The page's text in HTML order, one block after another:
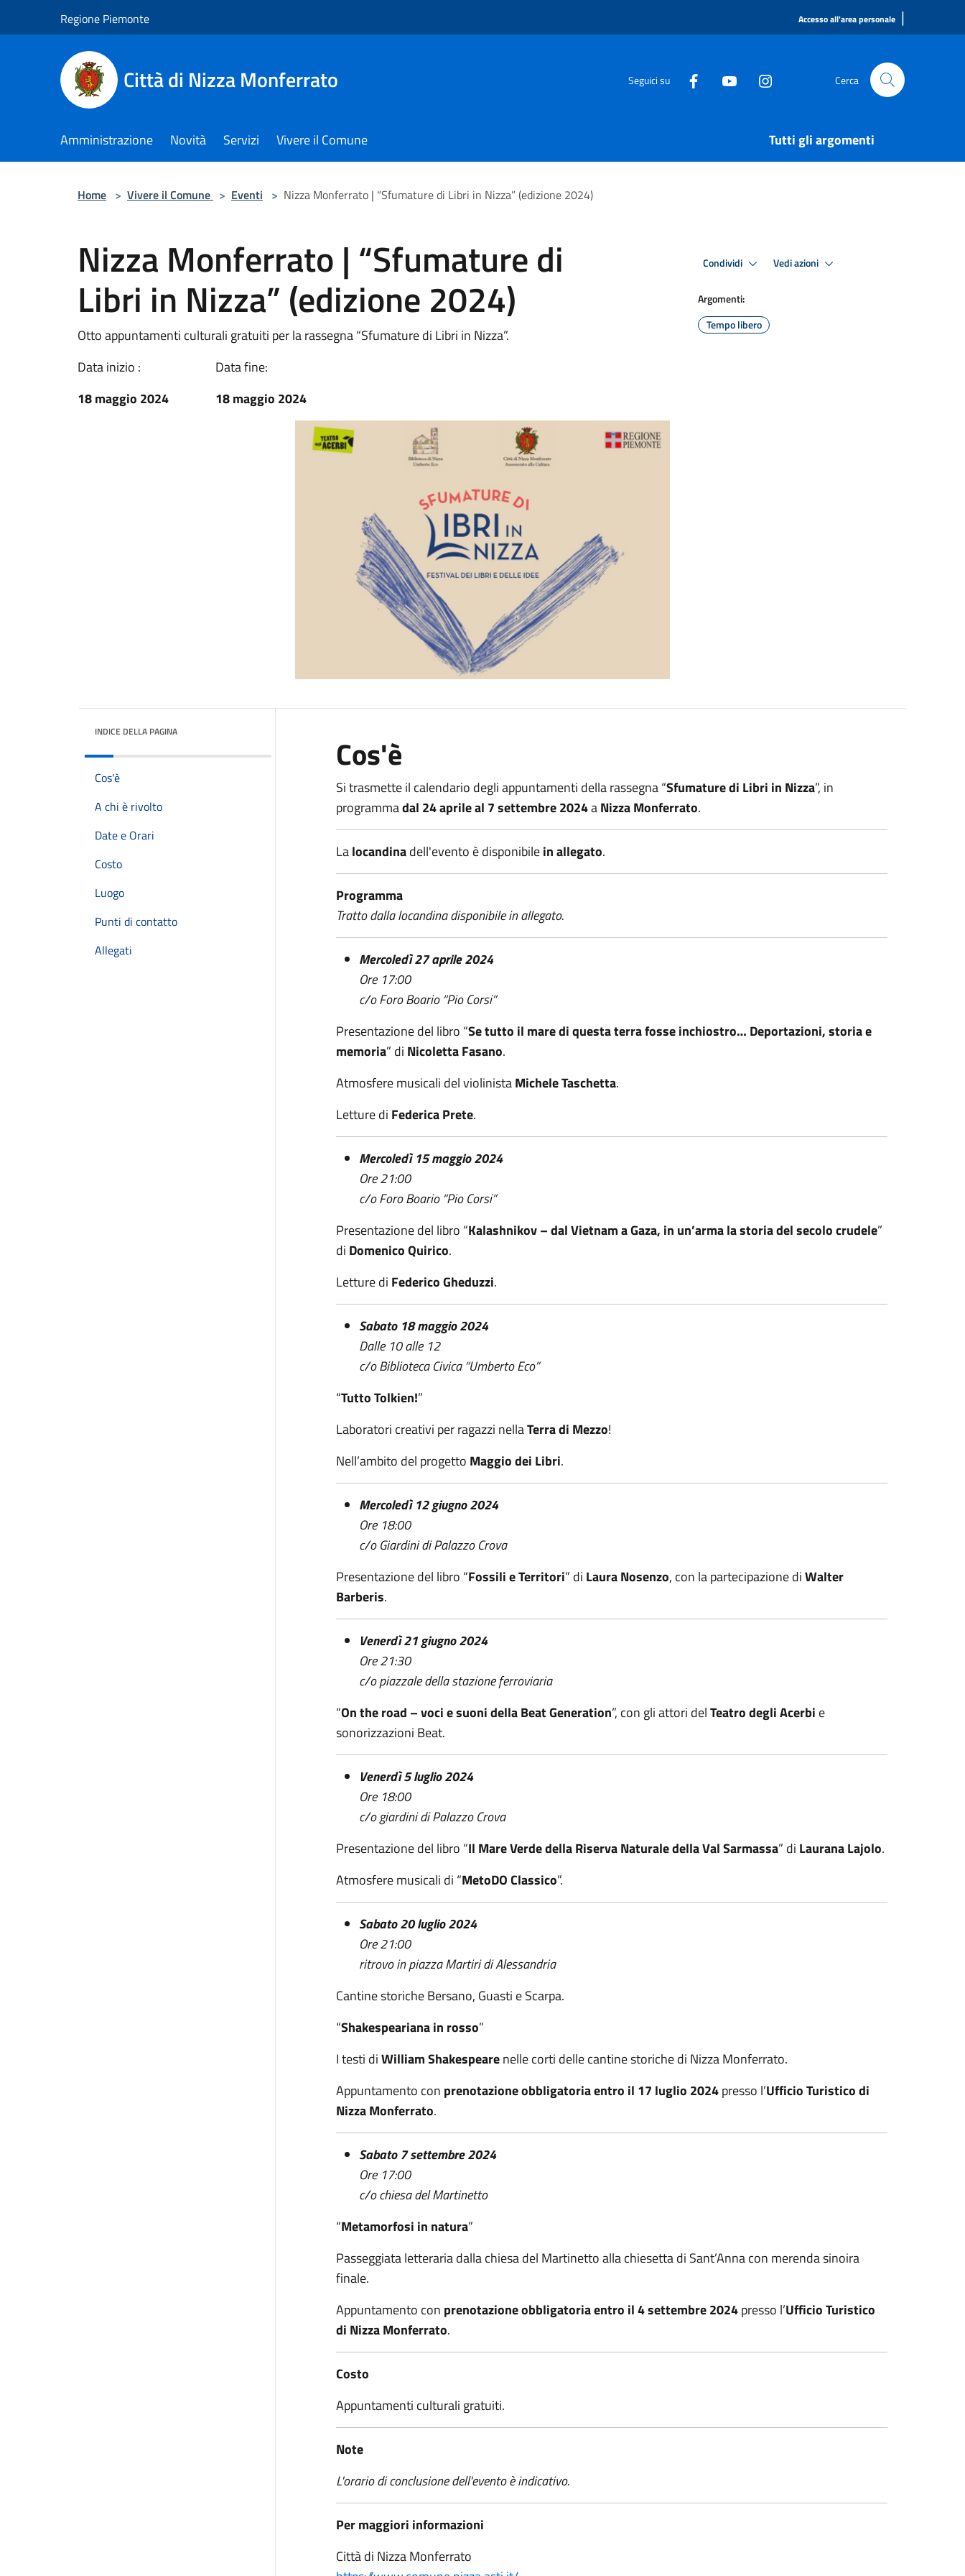
Regione Piemonte Accesso all'area personale |
Città di Nizza Monferrato Seguici su Cerca
Amministrazione Novità Servizi Vivere il Comune Tutti gli argomenti
Home > Vivere il Comune > Eventi > Nizza Monferrato | “Sfumature di Libri in Nizza” (edizione 2024)
Nizza Monferrato | “Sfumature di
Libri in Nizza” (edizione 2024)
Otto appuntamenti culturali gratuiti per la rassegna “Sfumature di Libri in Nizza”.
Data inizio :
18 maggio 2024
Data fine:
18 maggio 2024
Condividi Vedi azioni
Argomenti:
Tempo libero
INDICE DELLA PAGINA
Cos'è
A chi è rivolto
Date e Orari
Costo
Luogo
Punti di contatto
Allegati
Cos'è
Si trasmette il calendario degli appuntamenti della rassegna “Sfumature di Libri in Nizza”, in
programmadal 24 aprile al 7 settembre 2024aNizza Monferrato.
Lalocandinadell'evento è disponibilein allegato.
Programma
Tratto dalla locandina disponibile in allegato.
Mercoledì 27 aprile 2024
Ore 17:00
c/o Foro Boario “Pio Corsi”
Presentazione del libro “Se tutto il mare di questa terra fosse inchiostro… Deportazioni, storia e
memoria” di Nicoletta Fasano.
Atmosfere musicali del violinistaMichele Taschetta.
Letture di Federica Prete.
Mercoledì 15 maggio 2024
Ore 21:00
c/o Foro Boario “Pio Corsi”
Presentazione del libro “Kalashnikov – dal Vietnam a Gaza, in un’arma la storia del secolo crudele”
di Domenico Quirico.
Letture di Federico Gheduzzi.
Sabato 18 maggio 2024
Dalle 10 alle 12
c/o Biblioteca Civica “Umberto Eco”
“Tutto Tolkien!”
Laboratori creativi per ragazzi nellaTerra di Mezzo!
Nell’ambito del progetto Maggio dei Libri.
Mercoledì 12 giugno 2024
Ore 18:00
c/o Giardini di Palazzo Crova
Presentazione del libro “Fossili e Territori” di Laura Nosenzo, con la partecipazione diWalter
Barberis.
Venerdì 21 giugno 2024
Ore 21:30
c/o piazzale della stazione ferroviaria
“On the road – voci e suoni della Beat Generation”, con gli attori delTeatro degli Acerbi e
sonorizzazioni Beat.
Venerdì 5 luglio 2024
Ore 18:00
c/o giardini di Palazzo Crova
Presentazione del libro “Il Mare Verde della Riserva Naturale della Val Sarmassa” di Laurana Lajolo.
Atmosfere musicali di “MetoDO Classico”.
Sabato 20 luglio 2024
Ore 21:00
ritrovo in piazza Martiri di Alessandria
Cantine storiche Bersano, Guasti e Scarpa.
“Shakespeariana in rosso”
I testi diWilliam Shakespearenelle corti delle cantine storiche di Nizza Monferrato.
Appuntamento con prenotazione obbligatoria entro il 17 luglio 2024presso l’Ufficio Turistico di
Nizza Monferrato.
Sabato 7 settembre 2024
Ore 17:00
c/o chiesa del Martinetto
“Metamorfosi in natura”
Passeggiata letteraria dalla chiesa del Martinetto alla chiesetta di Sant’Anna con merenda sinoira
finale.
Appuntamento con prenotazione obbligatoria entro il 4 settembre 2024presso l’Ufficio Turistico
di Nizza Monferrato.
Costo
Appuntamenti culturali gratuiti.
Note
L'orario di conclusione dell'evento è indicativo.
Per maggiori informazioni
Città di Nizza Monferrato